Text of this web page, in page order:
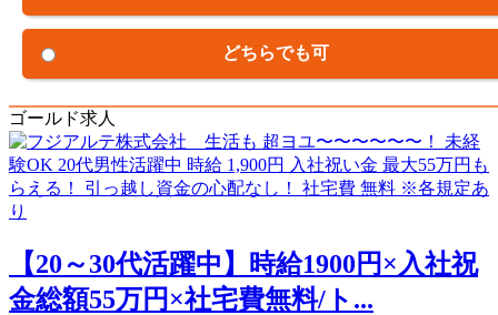
どちらでも可
ゴールド求人
【20～30代活躍中】時給1900円×入社祝
金総額55万円×社宅費無料/ト...